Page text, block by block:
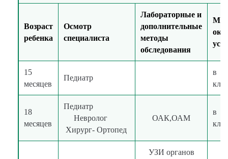
Возраст
ребенка
Осмотр
специалиста
Лабораторные и
дополнительные
методы
обследования
15
месяцев
Педиатр
в
18
месяцев
Педиатр
Невролог
Хирург- Ортопед
ОАК,ОАМ
в
УЗИ органов